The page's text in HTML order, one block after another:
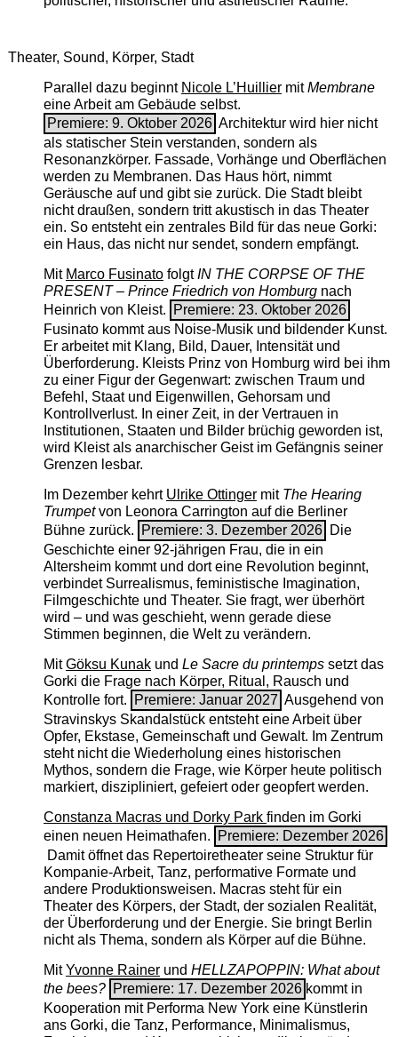
Theater, Sound, Körper, Stadt
Parallel dazu beginnt Nicole L’Huilliermit ­Membrane
eine Arbeit am Gebäude selbst.
Premiere: 9. Oktober 2026 Architektur wird hier nicht
als statischer Stein verstanden, sondern als
Resonanzkörper. Fassade, Vorhänge und Oberflächen
werden zu Membranen. Das Haus hört, nimmt
Geräusche auf und gibt sie zurück. Die Stadt bleibt
nicht draußen, sondern tritt akustisch in das Theater
ein. So entsteht ein zentrales Bild für das neue Gorki:
ein Haus, das nicht nur sendet, sondern empfängt.
Mit Marco FusinatofolgtIN THE CORPSE OF THE
PRESENT – Prince Friedrich von Homburgnach
Heinrich von Kleist.
Premiere: 23. Oktober 2026
Fusinato kommt aus Noise-Musik und bildender Kunst.
Er arbeitet mit Klang, Bild, Dauer, Intensität und
Überforderung. Kleists Prinz von Homburg wird bei ihm
zu einer Figur der Gegenwart: zwischen Traum und
Befehl, Staat und Eigenwillen, Gehorsam und
Kontrollverlust. In einer Zeit, in der Vertrauen in
Institutionen, Staaten und Bilder brüchig geworden ist,
wird Kleist als anarchischer Geist im Gefängnis seiner
Grenzen lesbar.
Im Dezember kehrt Ulrike Ottingermit The ­Hearing
Trumpetvon Leonora Carrington auf die Berliner
Bühne zurück.
Premiere: 3. Dezember 2026 Die
Geschichte einer 92-jährigen Frau, die in ein
Altersheim kommt und dort eine Revolution beginnt,
verbindet Surrealismus, feministische Imagination,
Filmgeschichte und Theater. Sie fragt, wer überhört
wird – und was geschieht, wenn gerade diese
Stimmen beginnen, die Welt zu verändern.
MitGöksu Kunakund Le Sacre du printempssetzt das
Gorki die Frage nach Körper, Ritual, Rausch und
Kontrolle fort.
Premiere: Januar 2027 Ausgehend von
Stravinskys Skandalstück entsteht eine Arbeit über
Opfer, Ekstase, Gemeinschaft und Gewalt. Im Zentrum
steht nicht die Wiederholung eines historischen
Mythos, sondern die Frage, wie Körper heute politisch
markiert, diszipliniert, gefeiert oder geopfert werden.
Constanza Macras und Dorky Park finden im Gorki
einen neuen Heimathafen.
Premiere: Dezember 2026
Damit öffnet das Repertoiretheater seine Struktur für
Kompanie-Arbeit, Tanz, performative Formate und
andere Produktionsweisen. Macras steht für ein
Theater des Körpers, der Stadt, der sozialen Realität,
der Überforderung und der Energie. Sie bringt Berlin
nicht als Thema, sondern als Körper auf die Bühne.
MitYvonne Rainerund HELLZAPOPPIN: What about
the bees? Premiere: 17. Dezember 2026 kommt in
Kooperation mit Performa New York eine Künstlerin
ans Gorki, die Tanz, Performance, Minimalismus,